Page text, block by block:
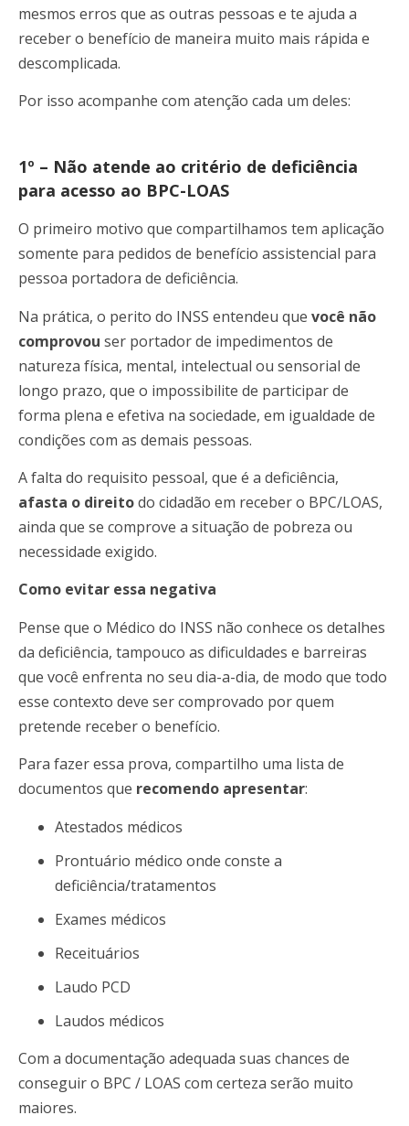
mesmos erros que as outras pessoas e te ajuda a
receber o benefício de maneira muito mais rápida e
descomplicada.
Por isso acompanhe com atenção cada um deles:
1º – Não atende ao critério de deficiência
para acesso ao BPC-LOAS
O primeiro motivo que compartilhamos tem aplicação
somente para pedidos de benefício assistencial para
pessoa portadora de deficiência.
Na prática, o perito do INSS entendeu que você não
comprovou ser portador de impedimentos de
natureza física, mental, intelectual ou sensorial de
longo prazo, que o impossibilite de participar de
forma plena e efetiva na sociedade, em igualdade de
condições com as demais pessoas.
A falta do requisito pessoal, que é a deficiência,
afasta o direitodo cidadão em receber o BPC/LOAS,
ainda que se comprove a situação de pobreza ou
necessidade exigido.
Como evitar essa negativa
Pense que o Médico do INSS não conhece os detalhes
da deficiência, tampouco as dificuldades e barreiras
que você enfrenta no seu dia-a-dia, de modo que todo
esse contexto deve ser comprovado por quem
pretende receber o benefício.
Para fazer essa prova, compartilho uma lista de
documentos que recomendo apresentar:
Atestados médicos
Prontuário médico onde conste a
deficiência/tratamentos
Exames médicos
Receituários
Laudo PCD
Laudos médicos
Com a documentação adequada suas chances de
conseguir o BPC / LOAS com certeza serão muito
maiores.